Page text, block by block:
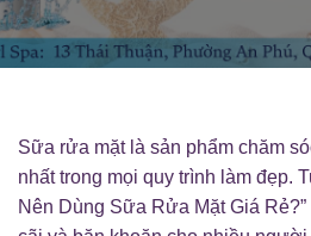
Sữa rửa mặt là sản phẩm chăm
nhất trong mọi quy trình làm đẹp.
Nên Dùng Sữa Rửa Mặt Giá